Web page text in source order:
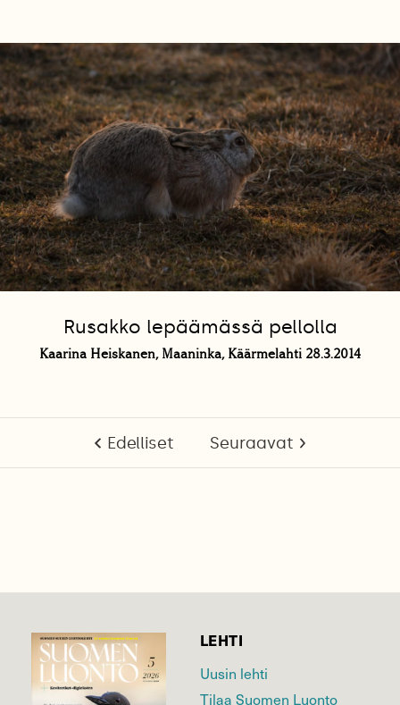
Rusakko lepäämässä pellolla
Kaarina Heiskanen, Maaninka, Käärmelahti 28.3.2014
Edelliset Seuraavat
LEHTI
Uusin lehti
Tilaa Suomen Luonto